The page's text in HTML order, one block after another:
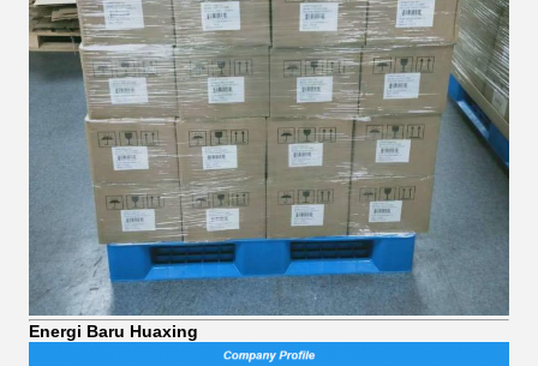
Energi Baru Huaxing